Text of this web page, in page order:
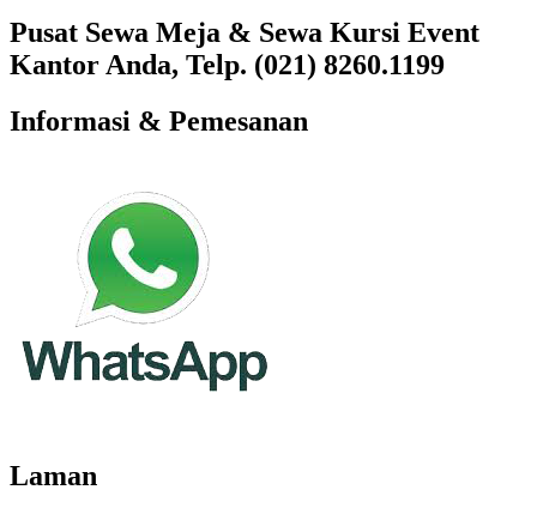
Pusat Sewa Meja & Sewa Kursi Event
Kantor Anda, Telp. (021) 8260.1199
Informasi & Pemesanan
Laman